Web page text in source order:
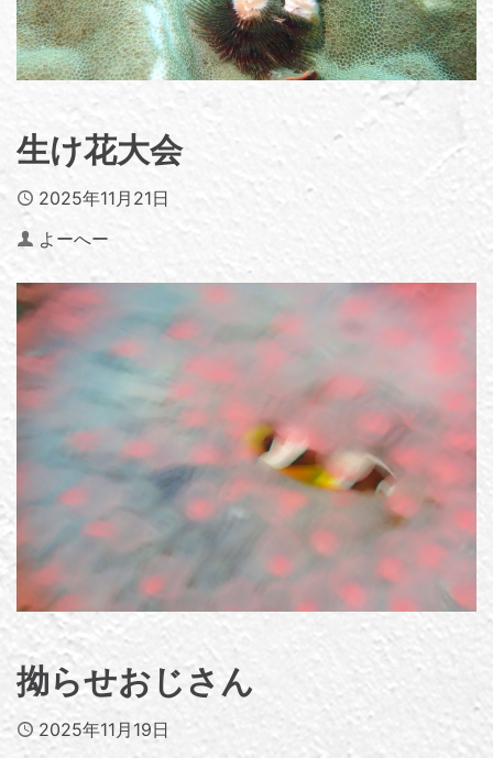
生け花大会
Published
2025年11月21日
Author
よーへー
拗らせおじさん
Published
2025年11月19日